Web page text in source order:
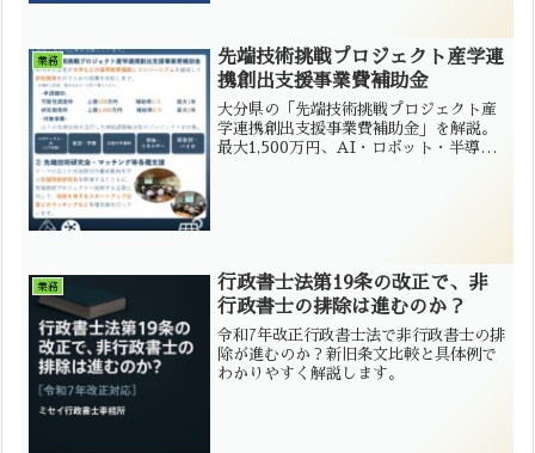
業務
先端技術挑戦プロジェクト産学連
携創出支援事業費補助金
大分県の「先端技術挑戦プロジェクト産
学連携創出支援事業費補助金」を解説。
最大1,500万円、AI・ロボット・半導体
業務
行政書士法第19条の改正で、非
行政書士の排除は進むのか？
令和7年改正行政書士法で非行政書士の排
除が進むのか？新旧条文比較と具体例で
わかりやすく解説します。